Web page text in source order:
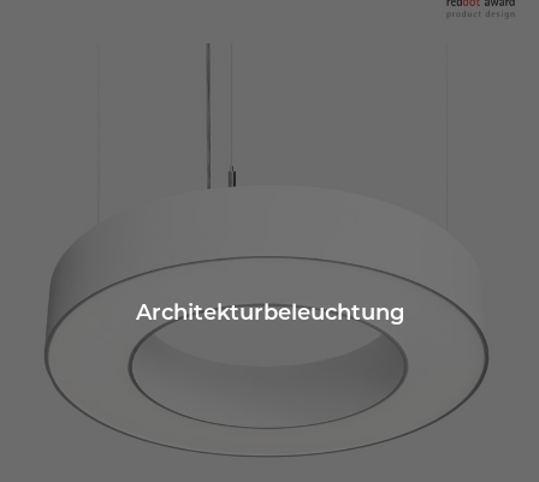
Architekturbeleuchtung